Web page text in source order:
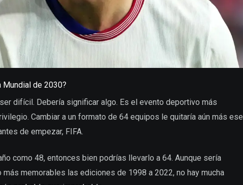
Mundial de 2030?
difícil. Debería significar algo. Es el evento deportivo más
Cambiar a un formato de 64 equipos le quitaría aún más ese
de empezar, FIFA.
como 48, entonces bien podrías llevarlo a 64. Aunque sería
memorables las ediciones de 1998 a 2022, no hay mucha